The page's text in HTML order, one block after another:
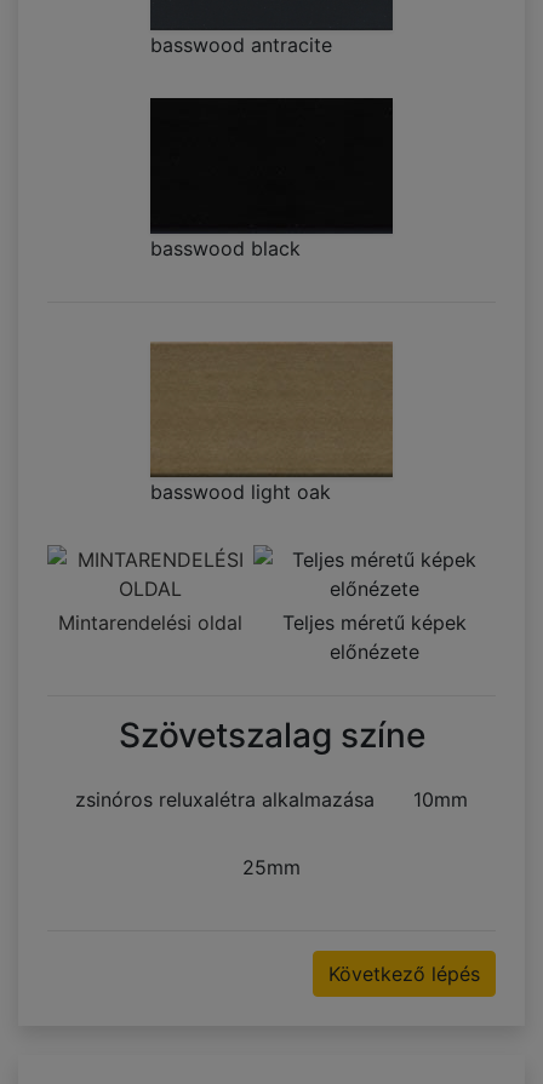
basswood antracite
basswood black
basswood light oak
Mintarendelési oldal
Teljes méretű képek
előnézete
Szövetszalag színe
zsinóros reluxalétra alkalmazása
25mm
10mm
Következő lépés